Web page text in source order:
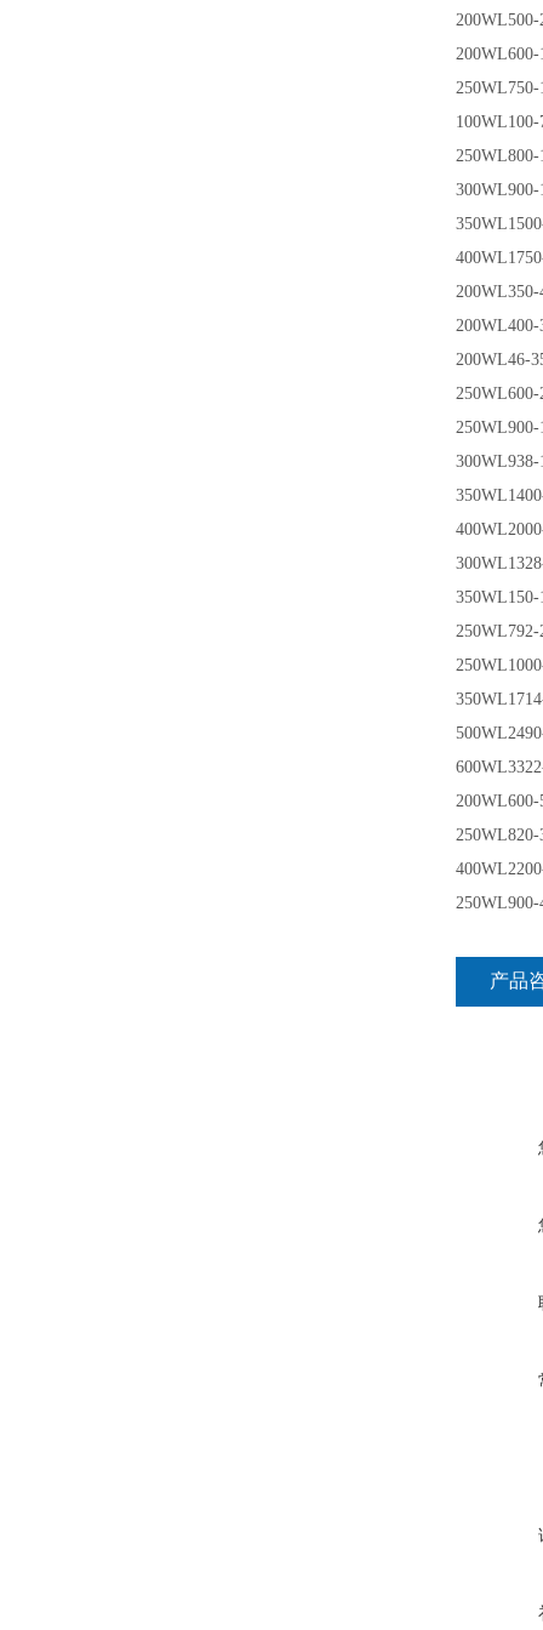
200WL500-
200WL600-
250WL750-
100WL100-
250WL800-
300WL900-
200WL350-
200WL400-
200WL46-
250WL600-
250WL900-
300WL938-
350WL150-
250WL792-
200WL600-
250WL820-
250WL900-
产品